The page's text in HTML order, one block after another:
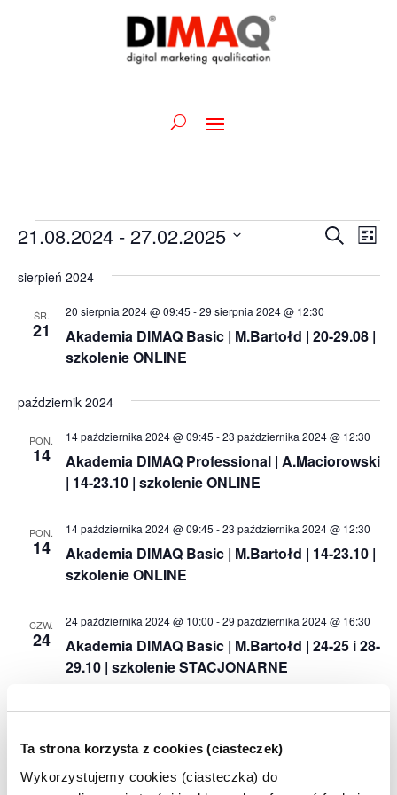
Ta strona korzysta z cookies (ciasteczek)
Wykorzystujemy cookies (ciasteczka) do
Wydarzenia
po
i
SzukajLista
21.08.2024 - 27.02.2025
datę.
sierpień 2024
ŚR.
21
Akademia DIMAQ Basic | M.Bartołd | 20-29.08 |
szkolenie ONLINE
20 sierpnia 2024 @ 09:45 -29 sierpnia 2024 @ 12:30
październik 2024
PON.
14
Akademia DIMAQ Professional | A.Maciorowski
| 14-23.10 | szkolenie ONLINE
14 października 2024 @ 09:45 -23 października 2024 @ 12:30
PON.
14
Akademia DIMAQ Basic | M.Bartołd | 14-23.10 |
szkolenie ONLINE
14 października 2024 @ 09:45 -23 października 2024 @ 12:30
CZW.
24
Akademia DIMAQ Basic | M.Bartołd | 24-25 i 28-
29.10 | szkolenie STACJONARNE
24 października 2024 @ 10:00 -29 października 2024 @ 16:30
listopad 2024
PON.
Akademia DIMAQ Professional | A.Maciorowski
4 listopada 2024 @ 09:45-14 listopada 2024 @ 12:30